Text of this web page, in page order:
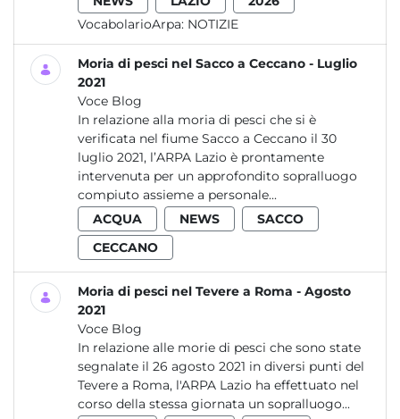
VocabolarioArpa: NOTIZIE
Moria di pesci nel Sacco a Ceccano - Luglio
2021
Voce Blog
In relazione alla moria di pesci che si è
verificata nel fiume Sacco a Ceccano il 30
luglio 2021, l’ARPA Lazio è prontamente
intervenuta per un approfondito sopralluogo
compiuto assieme a personale...
ACQUA
NEWS
SACCO
CECCANO
Moria di pesci nel Tevere a Roma - Agosto
2021
Voce Blog
In relazione alle morie di pesci che sono state
segnalate il 26 agosto 2021 in diversi punti del
Tevere a Roma, l'ARPA Lazio ha effettuato nel
corso della stessa giornata un sopralluogo...